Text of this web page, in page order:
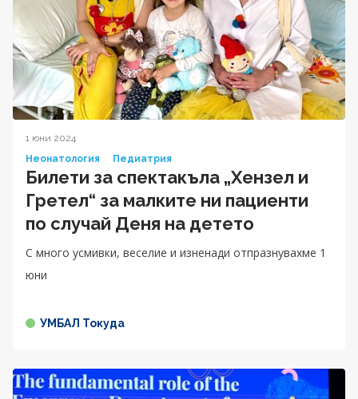
1 юни 2024
Неонатология
Педиатрия
Билети за спектакъла „Хензел и
Гретел“ за малките ни пациенти
по случай Деня на детето
С много усмивки, веселие и изненади отпразнувахме 1
юни
УМБАЛ Токуда